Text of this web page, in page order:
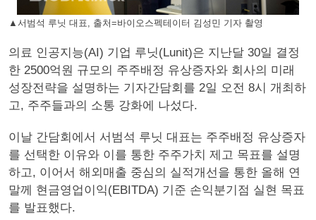
▲서범석 루닛 대표, 출처=바이오스펙테이터 김성민 기자 촬영
의료 인공지능(AI) 기업 루닛(Lunit)은 지난달 30일 결정
한 2500억원 규모의 주주배정 유상증자와 회사의 미래
성장전략을 설명하는 기자간담회를 2일 오전 8시 개최하
고, 주주들과의 소통 강화에 나섰다.
이날 간담회에서 서범석 루닛 대표는 주주배정 유상증자
를 선택한 이유와 이를 통한 주주가치 제고 목표를 설명
하고, 이어서 해외매출 중심의 실적개선을 통한 올해 연
말께 현금영업이익(EBITDA) 기준 손익분기점 실현 목표
를 발표했다.